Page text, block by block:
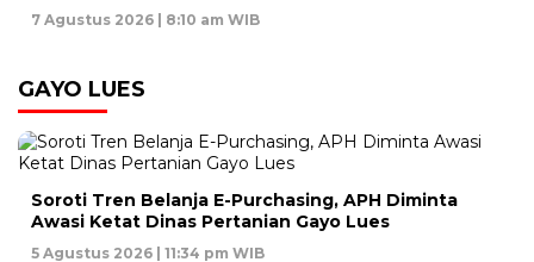
7 Agustus 2026 | 8:10 am WIB
GAYO LUES
Soroti Tren Belanja E-Purchasing, APH Diminta
Awasi Ketat Dinas Pertanian Gayo Lues
5 Agustus 2026 | 11:34 pm WIB